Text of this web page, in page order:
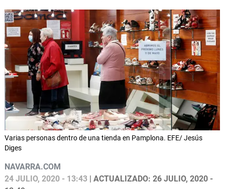
Varias personas dentro de una tienda en Pamplona. EFE/ Jesús
Diges
NAVARRA.COM
24 JULIO, 2020 - 13:43 | ACTUALIZADO: 26 JULIO, 2020 -